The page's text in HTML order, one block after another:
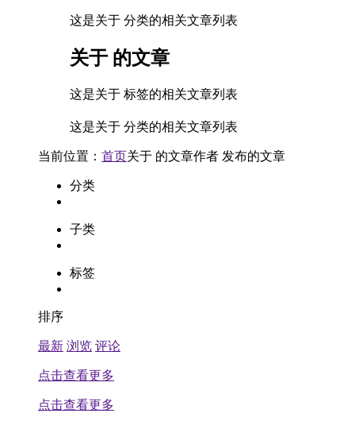
这是关于 分类的相关文章列表
关于 的文章
这是关于 标签的相关文章列表
这是关于 分类的相关文章列表
当前位置： 首页关于 的文章作者 发布的文章
分类
子类
标签
排序
最新 浏览 评论
点击查看更多
点击查看更多